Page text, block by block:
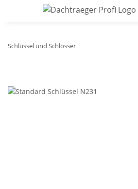
Schlüssel und Schlösser